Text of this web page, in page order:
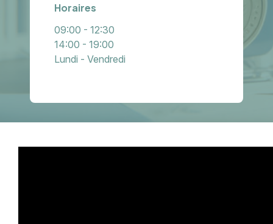
Horaires
09:00 - 12:30
14:00 - 19:00
Lundi - Vendredi